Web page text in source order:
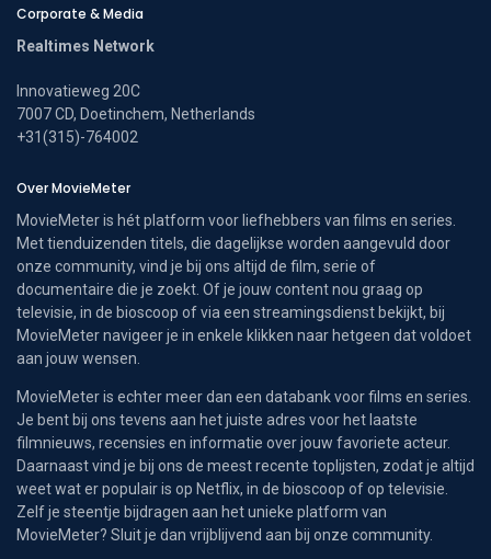
Corporate & Media
Realtimes Network
Innovatieweg 20C
7007 CD, Doetinchem, Netherlands
+31(315)-764002
Over MovieMeter
MovieMeter is hét platform voor liefhebbers van films en series.
Met tienduizenden titels, die dagelijkse worden aangevuld door
onze community, vind je bij ons altijd de film, serie of
documentaire die je zoekt. Of je jouw content nou graag op
televisie, in de bioscoop of via een streamingsdienst bekijkt, bij
MovieMeter navigeer je in enkele klikken naar hetgeen dat voldoet
aan jouw wensen.
MovieMeter is echter meer dan een databank voor films en series.
Je bent bij ons tevens aan het juiste adres voor het laatste
filmnieuws, recensies en informatie over jouw favoriete acteur.
Daarnaast vind je bij ons de meest recente toplijsten, zodat je altijd
weet wat er populair is op Netflix, in de bioscoop of op televisie.
Zelf je steentje bijdragen aan het unieke platform van
MovieMeter? Sluit je dan vrijblijvend aan bij onze community.